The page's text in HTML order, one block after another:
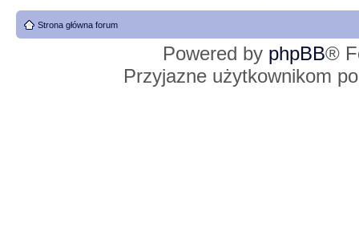
Strona główna forum
Powered by phpBB®
Przyjazne użytkownikom